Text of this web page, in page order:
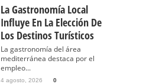
La Gastronomía Local
Influye En La Elección De
Los Destinos Turísticos
La gastronomía del área
mediterránea destaca por el
empleo...
4 agosto, 2026 0